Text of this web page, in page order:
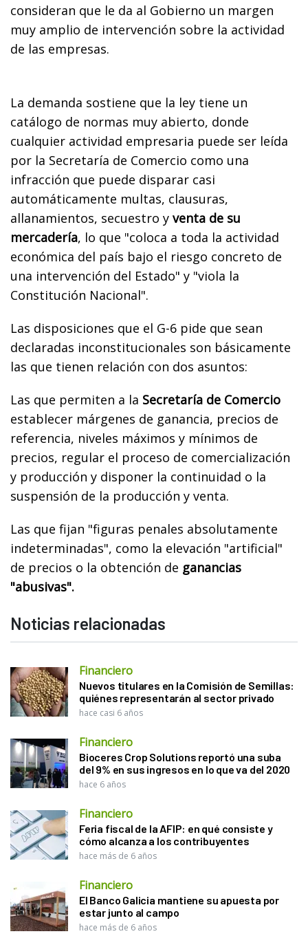
consideran que le da al Gobierno un margen
muy amplio de intervención sobre la actividad
de las empresas.
La demanda sostiene que la ley tiene un
catálogo de normas muy abierto, donde
cualquier actividad empresaria puede ser leída
por la Secretaría de Comercio como una
infracción que puede disparar casi
automáticamente multas, clausuras,
allanamientos, secuestro y venta de su
mercadería, lo que "coloca a toda la actividad
económica del país bajo el riesgo concreto de
una intervención del Estado" y "viola la
Constitución Nacional".
Las disposiciones que el G-6 pide que sean
declaradas inconstitucionales son básicamente
las que tienen relación con dos asuntos:
Las que permiten a la Secretaría de Comercio
establecer márgenes de ganancia, precios de
referencia, niveles máximos y mínimos de
precios, regular el proceso de comercialización
y producción y disponer la continuidad o la
suspensión de la producción y venta.
Las que fijan "figuras penales absolutamente
indeterminadas", como la elevación "artificial"
de precios o la obtención de ganancias
"abusivas".
Noticias relacionadas
Financiero
Nuevos titulares en la Comisión de Semillas:
quiénes representarán al sector privado
hace casi 6 años
Financiero
Bioceres Crop Solutions reportó una suba
del 9% en sus ingresos en lo que va del 2020
hace 6 años
Financiero
Feria fiscal de la AFIP: en qué consiste y
cómo alcanza a los contribuyentes
hace más de 6 años
Financiero
El Banco Galicia mantiene su apuesta por
estar junto al campo
hace más de 6 años